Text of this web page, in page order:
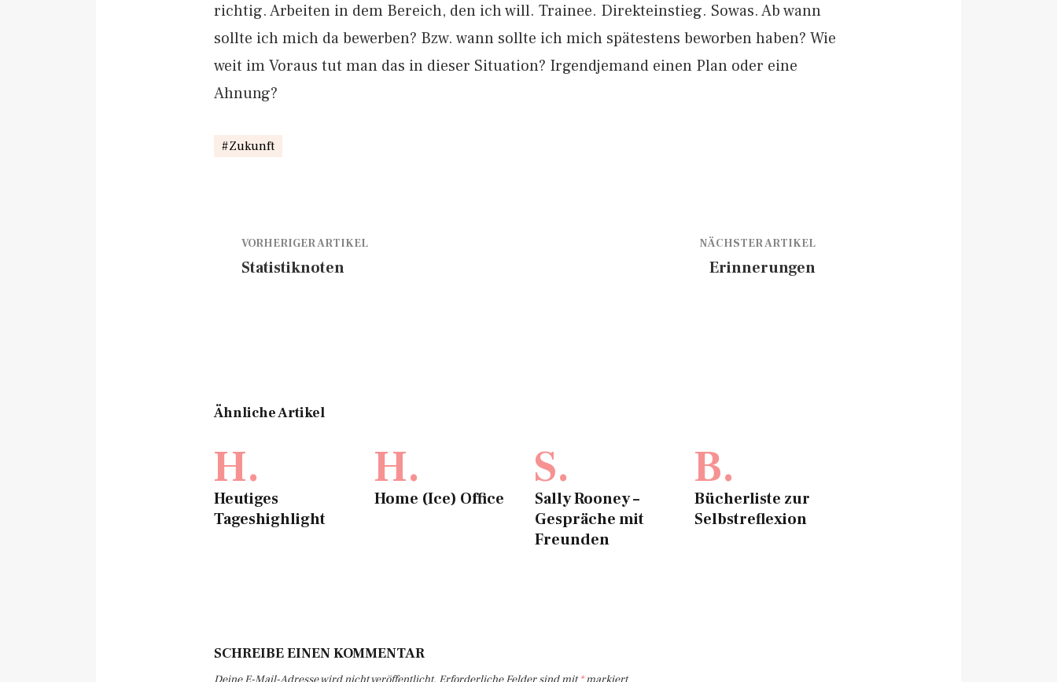
richtig. Arbeiten in dem Bereich, den ich will. Trainee. Direkteinstieg. Sowas. Ab wann
sollte ich mich da bewerben? Bzw. wann sollte ich mich spätestens beworben haben? Wie
weit im Voraus tut man das in dieser Situation? Irgendjemand einen Plan oder eine
Ahnung?
Zukunft
VORHERIGER ARTIKEL
Statistiknoten
NÄCHSTER ARTIKEL
Erinnerungen
Ähnliche Artikel
H.
Heutiges
Tageshighlight
H.
Home (Ice) Office
S.
Sally Rooney –
Gespräche mit
Freunden
B.
Bücherliste zur
Selbstreflexion
SCHREIBE EINEN KOMMENTAR